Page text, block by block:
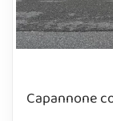
Capannone